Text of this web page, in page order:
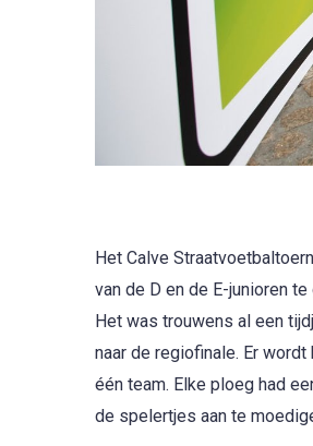
Het Calve
van de D en de E-junioren
Het was trouwens al een
naar de regiofinale. Er
één team. Elke ploeg had
de spelertjes aan te